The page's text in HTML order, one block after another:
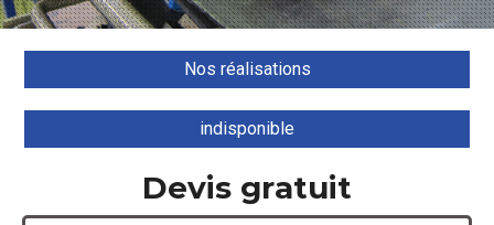
Nos réalisations
indisponible
Devis gratuit